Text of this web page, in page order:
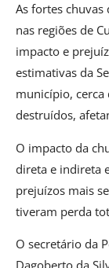
As fortes
nas regiões de
impacto e
estimativas da
município, cerca
destruídos,
O impacto da
direta e indireta
prejuízos mais
tiveram perda
O secretário da